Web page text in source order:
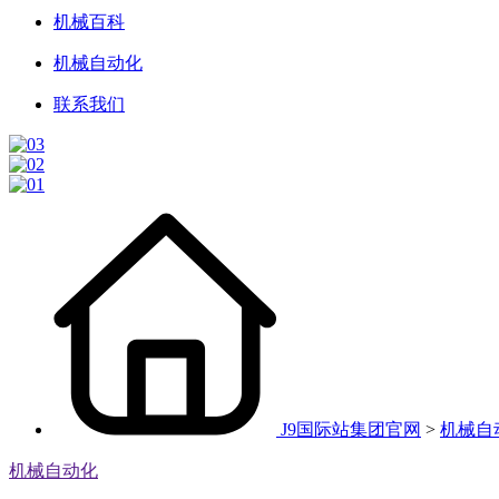
机械百科
机械自动化
联系我们
J9国际站集团官网 > 机械自
机械自动化